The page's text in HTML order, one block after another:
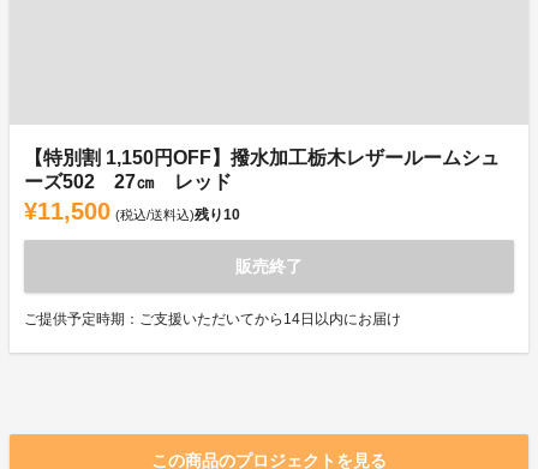
【特別割 1,150円OFF】撥水加工栃木レザールームシュ
ーズ502 27㎝ レッド
¥11,500 (税込/送料込)残り10
販売終了
ご提供予定時期：ご支援いただいてから14日以内にお届け
この商品のプロジェクトを見る